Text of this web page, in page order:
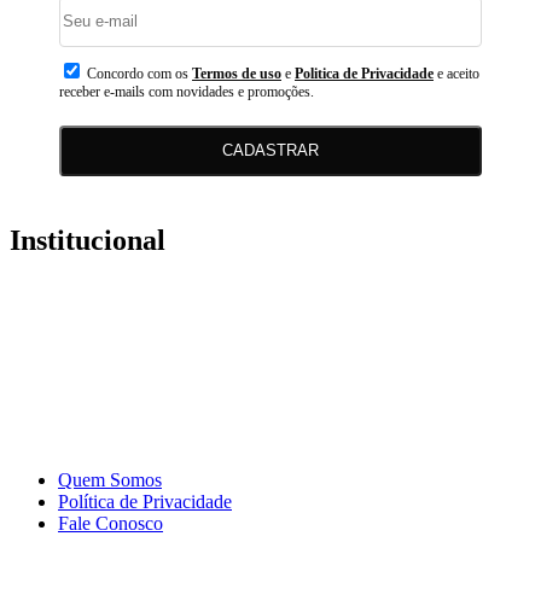
Concordo com os Termos de uso e Politica de Privacidade e aceito
receber e-mails com novidades e promoções.
CADASTRAR
Institucional
Quem Somos
Política de Privacidade
Fale Conosco